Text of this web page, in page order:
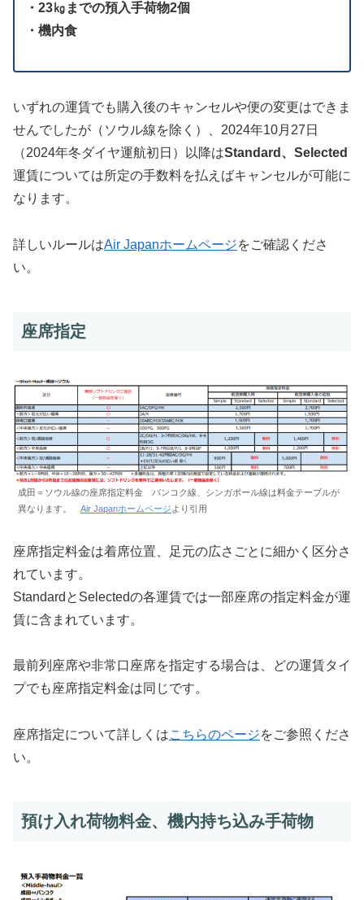
・23㎏までの預入手荷物2個
・機内食
いずれの運賃でも購入後のキャンセルや便の変更はできま
せんでしたが（ソウル線を除く）、2024年10月27日
（2024年冬ダイヤ運航初日）以降はStandard、Selected
運賃については所定の手数料を払えばキャンセルが可能に
なります。
詳しいルールはAir Japanホームページをご確認くださ
い。
座席指定
成田＝ソウル線の座席指定料金 バンコク線、シンガポール線は料金テーブルが
異なります。 Air Japanホームページ より引用
座席指定料金は着席位置、足元の広さごとに細かく区分さ
れています。
StandardとSelectedの各運賃では一部座席の指定料金が運
賃に含まれています。
最前列座席や非常口座席を指定する場合は、どの運賃タイ
プでも座席指定料金は同じです。
座席指定について詳しくはこちらのページをご参照くださ
い。
預け入れ荷物料金、機内持ち込み手荷物